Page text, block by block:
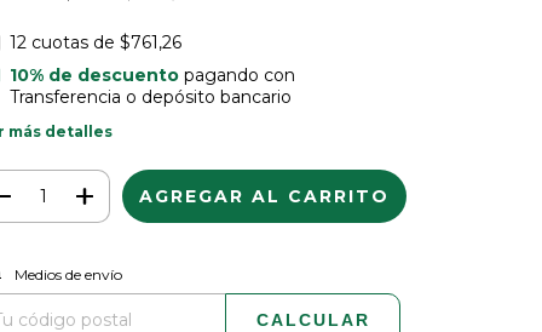
12 cuotas de $761,26
10% de descuentopagando con
Transferencia o depósito bancario
más detalles
para el CP:
Medios de envío
CALCULAR